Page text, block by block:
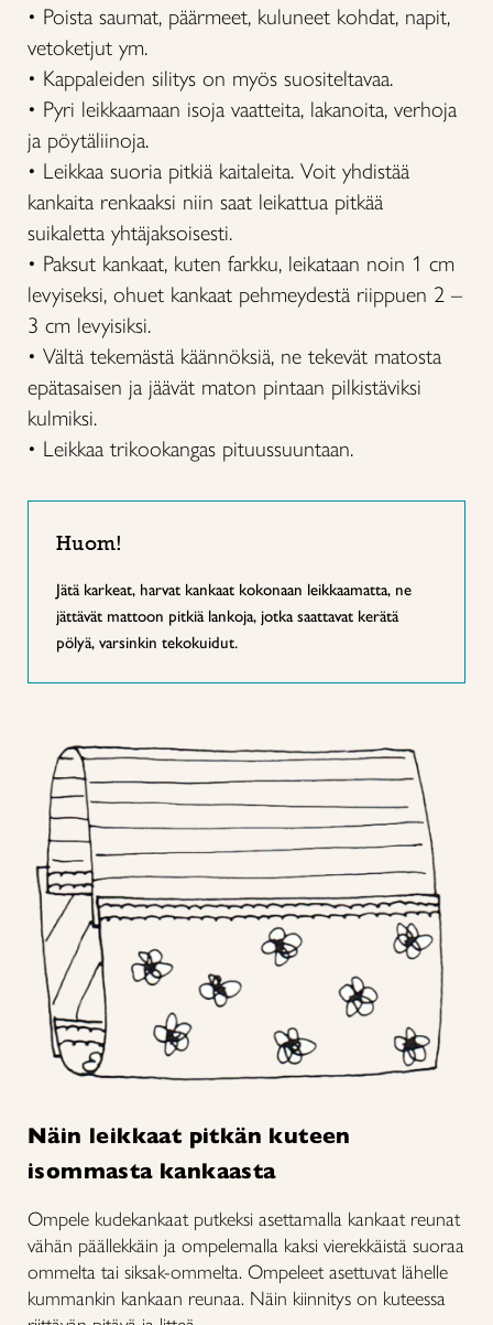
• Poista saumat, päärmeet, kuluneet kohdat, napit,
vetoketjut ym.
• Kappaleiden silitys on myös suositeltavaa.
• Pyri leikkaamaan isoja vaatteita, lakanoita, verhoja
ja pöytäliinoja.
• Leikkaa suoria pitkiä kaitaleita. Voit yhdistää
kankaita renkaaksi niin saat leikattua pitkää
suikaletta yhtäjaksoisesti.
• Paksut kankaat, kuten farkku, leikataan noin 1 cm
levyiseksi, ohuet kankaat pehmeydestä riippuen 2 –
3 cm levyisiksi.
• Vältä tekemästä käännöksiä, ne tekevät matosta
epätasaisen ja jäävät maton pintaan pilkistäviksi
kulmiksi.
• Leikkaa trikookangas pituussuuntaan.
Huom!
Jätä karkeat, harvat kankaat kokonaan leikkaamatta, ne
jättävät mattoon pitkiä lankoja, jotka saattavat kerätä
pölyä, varsinkin tekokuidut.
Näin leikkaat pitkän kuteen
isommasta kankaasta
Ompele kudekankaat putkeksi asettamalla kankaat reunat
vähän päällekkäin ja ompelemalla kaksi vierekkäistä suoraa
ommelta tai siksak-ommelta. Ompeleet asettuvat lähelle
kummankin kankaan reunaa. Näin kiinnitys on kuteessa